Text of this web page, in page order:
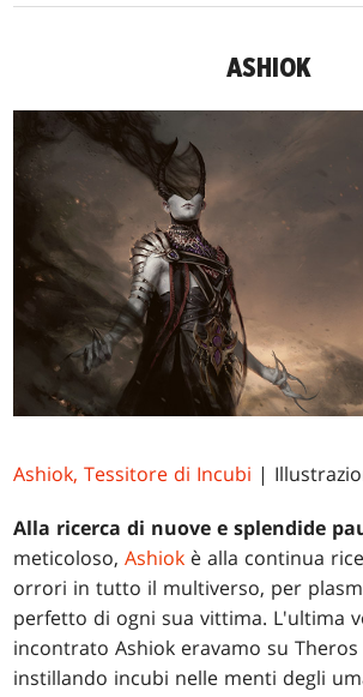
ASHIOK
Ashiok, Tessitore di Incubi |
Alla ricerca di nuove e splendide
meticoloso,Ashiok è alla continua
orrori in tutto il multiverso, per
perfetto di ogni sua vittima. L'ultima
incontrato Ashiok eravamo su
instillando incubi nelle menti degli